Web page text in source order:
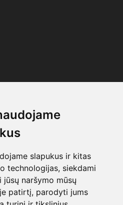
slapukus ir kitas
technologijas, siekdami
jūsų naršymo mūsų
patirtį, parodyti jums